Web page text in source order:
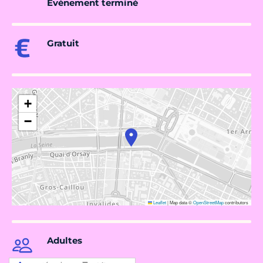
Évènement terminé
Gratuit
+
−
Leaflet|Map data ©OpenStreetMapcontributors
Adultes